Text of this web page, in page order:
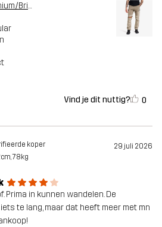
Aluminium/Brindle
Vind je dit nuttig? 0
koper 29 juli 2026
78kg
Prima in kunnen wandelen. De
te lang, maar dat heeft meer met mn